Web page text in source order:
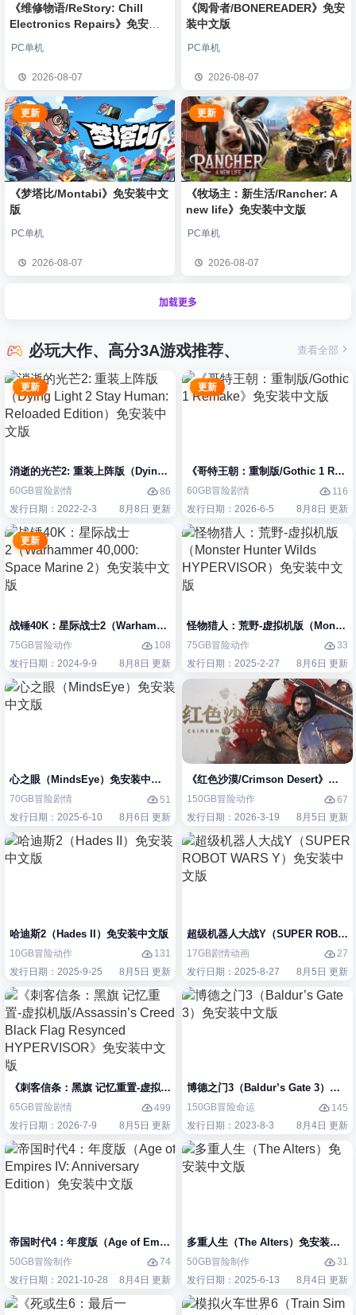
《维修物语/ReStory: Chill
Electronics Repairs》免安装
PC单机
2026-08-07
《阅骨者/BONEREADER》免安
装中文版
PC单机
2026-08-07
更新
《梦塔比/Montabi》免安装中文
版
PC单机
2026-08-07
更新
《牧场主：新生活/Rancher: A
new life》免安装中文版
PC单机
2026-08-07
加载更多
必玩大作、高分3A游戏推荐、 查看全部
更新
消逝的光芒2: 重装上阵版（Dying Light 2 Stay Human: Reloaded Edition
60GB冒险剧情
86
发行日期：2022-2-3
8月8日 更新
更新
《哥特王朝：重制版/Gothic 1
60GB冒险剧情
116
发行日期：2026-6-5
8月8日 更新
更新
战锤40K：星际战士2（Warhammer 40,000: Space Marine 2）免安装中文
75GB冒险动作
108
发行日期：2024-9-9
8月8日 更新
怪物猎人：荒野-虚拟机版（
75GB冒险动作
33
发行日期：2025-2-27
8月6日 更新
心之眼（MindsEye）免安装中文版
70GB冒险剧情
51
发行日期：2025-6-10
8月6日 更新
《红色沙漠/Crimson Desert》免安
150GB冒险动作
67
发行日期：2026-3-19
8月5日 更新
哈迪斯2（Hades II）免安装中文版
10GB冒险动作
131
发行日期：2025-9-25
8月5日 更新
超级机器人大战Y（SUPER
17GB剧情动画
27
发行日期：2025-8-27
8月5日 更新
《刺客信条：黑旗 记忆重置-虚拟机版/Assassin’s Creed Black Flag
65GB冒险剧情
499
发行日期：2026-7-9
8月5日 更新
博德之门3（Baldur’s Gate 3）免安
150GB冒险命运
145
发行日期：2023-8-3
8月4日 更新
帝国时代4：年度版（Age of Empires IV: Anniversary Edition）免安装中
50GB冒险制作
74
发行日期：2021-10-28
8月4日 更新
多重人生（The Alters）免安装中文
50GB冒险制作
31
发行日期：2025-6-13
8月4日 更新